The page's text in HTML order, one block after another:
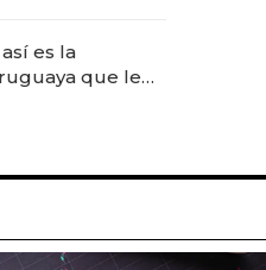
apertura
es la
que le